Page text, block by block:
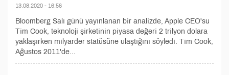
13.08.2020 - 16:56
Bloomberg Salı günü yayınlanan bir analizde, Apple CEO'su
Tim Cook, teknoloji şirketinin piyasa değeri 2 trilyon dolara
yaklaşırken milyarder statüsüne ulaştığını söyledi. Tim Cook,
Ağustos 2011'de...